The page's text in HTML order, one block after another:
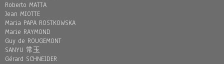
Roberto MATTA
Jean MIOTTE
Maria PAPA ROSTKOWSKA
Marie RAYMOND
Guy de ROUGEMONT
SANYU 常玉
Gérard SCHNEIDER